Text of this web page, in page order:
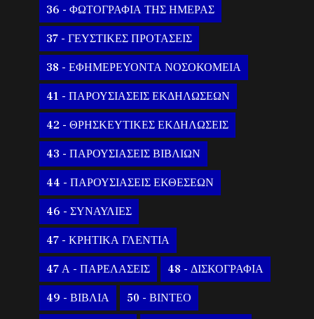
36 - ΦΩΤΟΓΡΑΦΙΑ ΤΗΣ ΗΜΕΡΑΣ
37 - ΓΕΥΣΤΙΚΕΣ ΠΡΟΤΑΣΕΙΣ
38 - ΕΦΗΜΕΡΕΥΟΝΤΑ ΝΟΣΟΚΟΜΕΙΑ
41 - ΠΑΡΟΥΣΙΑΣΕΙΣ ΕΚΔΗΛΩΣΕΩΝ
42 - ΘΡΗΣΚΕΥΤΙΚΕΣ ΕΚΔΗΛΩΣΕΙΣ
43 - ΠΑΡΟΥΣΙΑΣΕΙΣ ΒΙΒΛΙΩΝ
44 - ΠΑΡΟΥΣΙΑΣΕΙΣ ΕΚΘΕΣΕΩΝ
46 - ΣΥΝΑΥΛΙΕΣ
47 - ΚΡΗΤΙΚΑ ΓΛΕΝΤΙΑ
47 Α - ΠΑΡΕΛΑΣΕΙΣ 48 - ΔΙΣΚΟΓΡΑΦΙΑ
49 - ΒΙΒΛΙΑ 50 - ΒΙΝΤΕΟ